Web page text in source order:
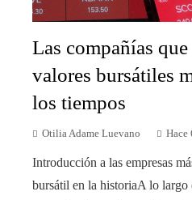
Las compañías
valores bursátiles
los tiempos
Otilia Adame Luevano Hace
Introducción a las empresas
bursátil en la historiaA lo largo